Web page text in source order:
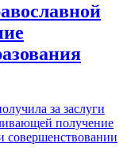
за заслуги
получение
совершенствовании